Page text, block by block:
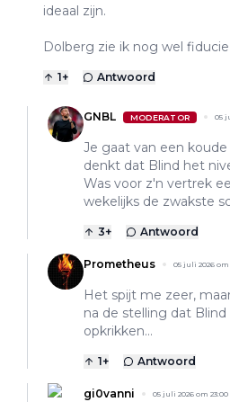
ideaal zijn.
Dolberg zie ik nog wel
1+ Antwoord
GNBL MODERATOR 05
Je gaat van een
denkt dat Blind het
Was voor z'n vertrek
wekelijks de zwakste
3+ Antwoord
Prometheus 05 juli 2026 om
Het spijt me zeer,
na de stelling dat
opkrikken…
1+ Antwoord
gi0vanni 05 juli 2026 om 23:00